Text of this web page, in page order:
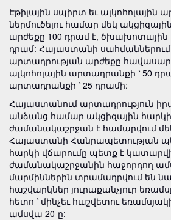
Էթիլային սպիրտ եւ ալկոհոլային
ներմուծելու համար մեկ
արժեքը 100 դրամ է,
դրամ: Հայաստանի սահմաններում
արտադրության արժեքը հավասար
ալկոհոլային արտադրանքի ՝ 50
արտադրանքի ՝ 25 դրամի:
Հայաստանում արտադրություն
անձանց համար ակցիզային
ժամանակաշրջան է համարվում
Հայաստանի Հանրապետության
հարկի վճարումը պետք է
ժամանակաշրջանին հաջորդող
մարմիններին տրամադրվում են
հաշվարկներ յուրաքանչյուր
հետո ՝ մինչեւ հաշվետու
ամսվա 20-ը: